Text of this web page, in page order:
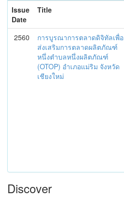
Issue
Date
Title
2560
การบูรณาการตลาดดิจิทัลเพื่อ
ส่งเสริมการตลาดผลิตภัณฑ์
หนึ่งตำบลหนึ่งผลิตภัณฑ์
(OTOP) อำเภอแม่ริม จังหวัด
เชียงใหม่
Discover